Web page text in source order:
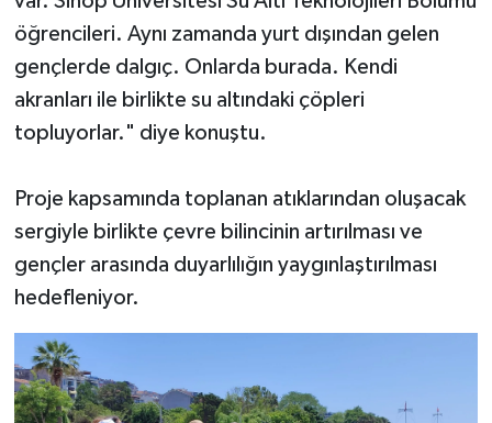
öğrencileri. Aynı zamanda yurt dışından gelen
gençlerde dalgıç. Onlarda burada. Kendi
akranları ile birlikte su altındaki çöpleri
topluyorlar." diye konuştu.
Proje kapsamında toplanan atıklarından oluşacak
sergiyle birlikte çevre bilincinin artırılması ve
gençler arasında duyarlılığın yaygınlaştırılması
hedefleniyor.